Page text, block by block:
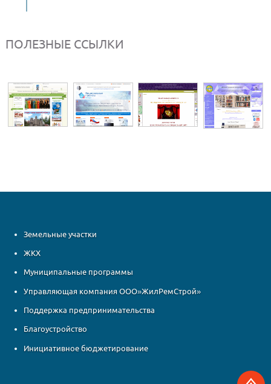
ПОЛЕЗНЫЕ ССЫЛКИ
Земельные участки
ЖКХ
Муниципальные программы
Управляющая компания ООО»ЖилРемСтрой»
Поддержка предпринимательства
Благоустройство
Инициативное бюджетирование